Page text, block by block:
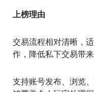
上榜理由
交易流程相对清晰，
作，降低私下交易带来
支持账号发布、浏览